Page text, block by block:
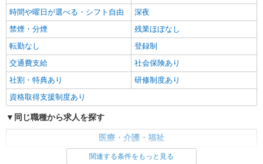
株式会社kotrio /●NG-H-1815843
[ 綺麗 ]高級シニアマンションで生活ケア/見守
時給1500円〜2125円 ＜日払い有/週払い有/交
通費全支給(ガソリン代含む)＞
豊田市/最寄駅：新豊田
キープ
派遣社員
株式会社kotrio /●NG-H-2030046
レア！【豊田市駅】就労支援施設で軽作業の見
守りなど＊未経験OK
時間や曜日が選べる・シフト自由
深夜
禁煙・分煙
残業ほぼなし
転勤なし
登録制
交通費支給
社会保険あり
社割・特典あり
研修制度あり
資格取得支援制度あり
同じ職種から求人を探す
医療・介護・福祉
関連する条件をもっと見る